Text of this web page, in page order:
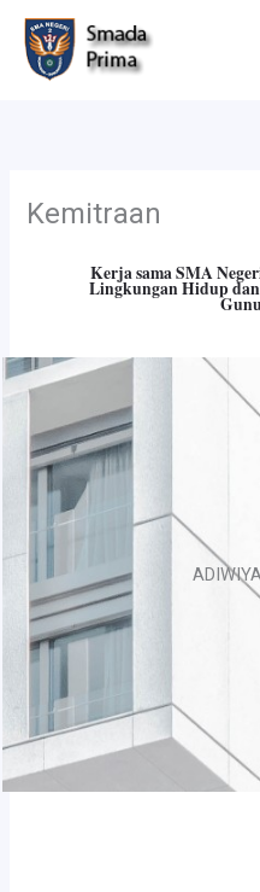
Lewati
konten
Kemitraan
Kerja sama SMA
Lingkungan Hidup